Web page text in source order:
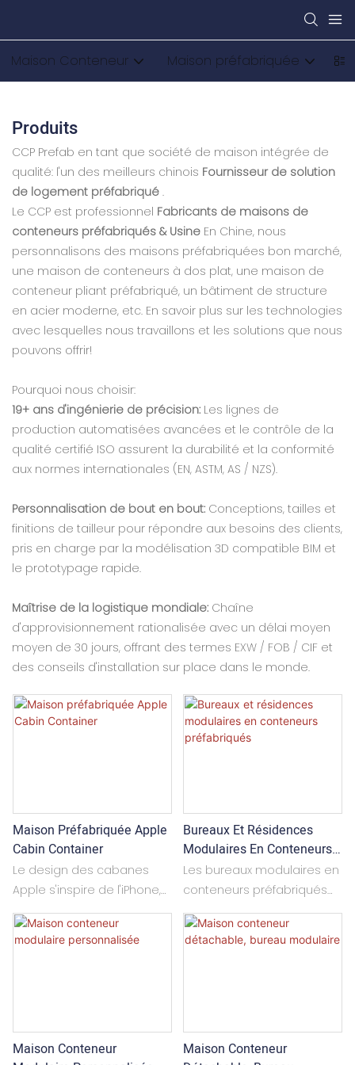
Maison Conteneur Maison préfabriquée
Produits
CCP Prefab en tant que société de maison intégrée de
qualité: l'un des meilleurs chinois Fournisseur de solution
de logement préfabriqué .
Le CCP est professionnel Fabricants de maisons de
conteneurs préfabriqués & Usine En Chine, nous
personnalisons des maisons préfabriquées bon marché,
une maison de conteneurs à dos plat, une maison de
conteneur pliant préfabriqué, un bâtiment de structure
en acier moderne, etc. En savoir plus sur les technologies
avec lesquelles nous travaillons et les solutions que nous
pouvons offrir!
Pourquoi nous choisir:
19+ ans d'ingénierie de précision: Les lignes de
production automatisées avancées et le contrôle de la
qualité certifié ISO assurent la durabilité et la conformité
aux normes internationales (EN, ASTM, AS / NZS).
Personnalisation de bout en bout: Conceptions, tailles et
finitions de tailleur pour répondre aux besoins des clients,
pris en charge par la modélisation 3D compatible BIM et
le prototypage rapide.
Maîtrise de la logistique mondiale: Chaîne
d'approvisionnement rationalisée avec un délai moyen
moyen de 30 jours, offrant des termes EXW / FOB / CIF et
des conseils d'installation sur place dans le monde.
Maison Préfabriquée Apple
Cabin Container
Le design des cabanes
Apple s'inspire de l'iPhone,
avec ses formes arrondies
et son esthétique soignée
qui attire le regard des
de matériaux isolants
thermiques et étanches,
Bureaux Et Résidences
Modulaires En Conteneurs
Préfabriqués
Les bureaux modulaires en
conteneurs préfabriqués
sont rapides à installer. Ils
se composent d'une
structure supérieure, d'une
Ils peuvent être utilisés
comme une seule pièce
Maison Conteneur
Maison Conteneur